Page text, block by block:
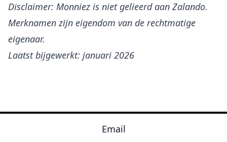
Disclaimer: Monniez is niet gelieerd aan Zalando.
Merknamen zijn eigendom van de rechtmatige
eigenaar.
Laatst bijgewerkt: januari 2026
Email